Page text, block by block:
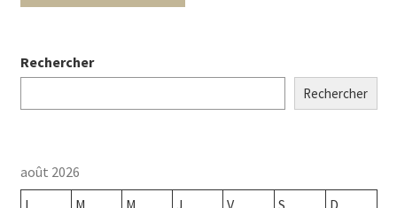
Rechercher
Rechercher
août 2026